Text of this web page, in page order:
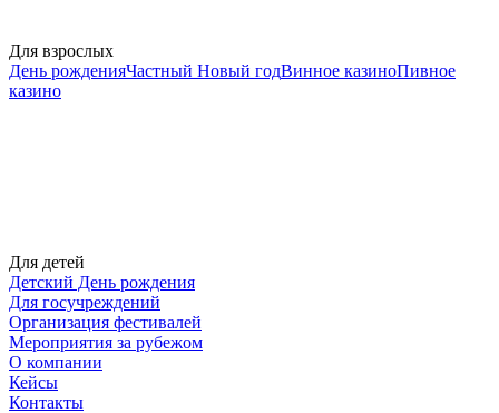
Для взрослых
День рожденияЧастный Новый годВинное казиноПивное
казино
Для детей
Детский День рождения
Для госучреждений
Организация фестивалей
Мероприятия за рубежом
О компании
Кейсы
Контакты